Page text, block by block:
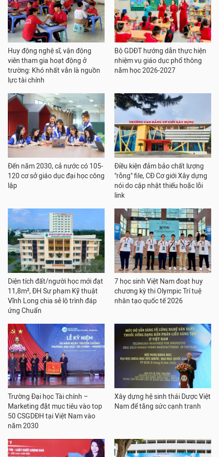
Huy động nghệ sĩ, vận động
viên tham gia hoạt động ở
trường: Khó nhất vẫn là nguồn
lực tài chính
Bộ GDĐT hướng dẫn thực hiện
nhiệm vụ giáo dục phổ thông
năm học 2026-2027
Đến năm 2030, cả nước có 105-
120 cơ sở giáo dục đại học công
lập
Điều kiện đảm bảo chất lượng
"rỗng" file, CĐ Cơ giới Xây dựng
nói do cập nhật thiếu hoặc lỗi
link
Diện tích đất/người học mới đạt
11,8m², ĐH Sư phạm Kỹ thuật
Vĩnh Long chia sẻ lộ trình đáp
ứng Chuẩn
7 học sinh Việt Nam đoạt huy
chương kỳ thi Olympic Trí tuệ
nhân tạo quốc tế 2026
Trường Đại học Tài chính –
Marketing đặt mục tiêu vào top
50 CSGDĐH tại Việt Nam vào
năm 2030
Xây dựng hệ sinh thái Dược Việt
Nam để tăng sức cạnh tranh